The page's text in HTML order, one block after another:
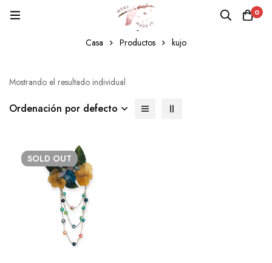
0
kujo
Casa Productos kujo
Mostrando el resultado individual
Ordenación por defecto
SOLD OUT